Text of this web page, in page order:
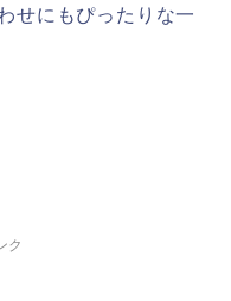
せにもぴったりな一
ク